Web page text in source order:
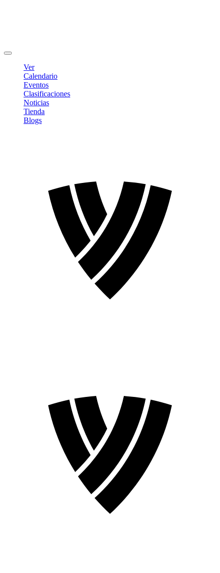
Ver
Calendario
Eventos
Clasificaciones
Noticias
Tienda
Blogs